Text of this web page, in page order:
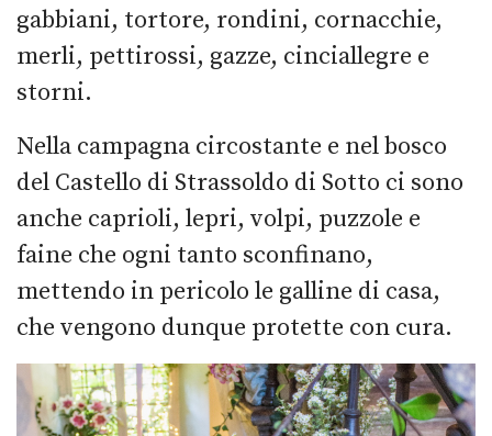
gabbiani, tortore, rondini, cornacchie,
merli, pettirossi, gazze, cinciallegre e
storni.
Nella campagna circostante e nel bosco
del Castello di Strassoldo di Sotto ci sono
anche caprioli, lepri, volpi, puzzole e
faine che ogni tanto sconfinano,
mettendo in pericolo le galline di casa,
che vengono dunque protette con cura.